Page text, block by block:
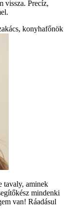
vissza. Precíz,
konyhafőnök
tavaly, aminek
mindenki
van! Ráadásul